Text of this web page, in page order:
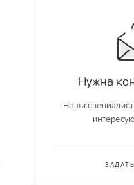
Нужна
Наши